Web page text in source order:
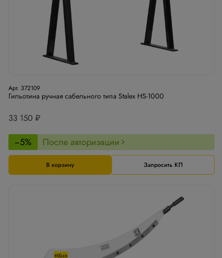
Арт. 372109
Гильотина ручная сабельного типа Stalex HS-1000
33 150 ₽
−5% После авторизации
В корзину Запросить КП